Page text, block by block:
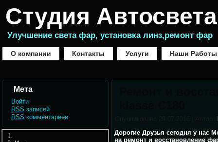
Студия
Улучшение света фар, установка линз,ремонт фар
О компании Контакты Услуги Наши Работы
Мета
Войти
RSS записей
RSS комментариев Опубликовано
Дорогие Друзья сегодня у нас
на ремонт и восстановление